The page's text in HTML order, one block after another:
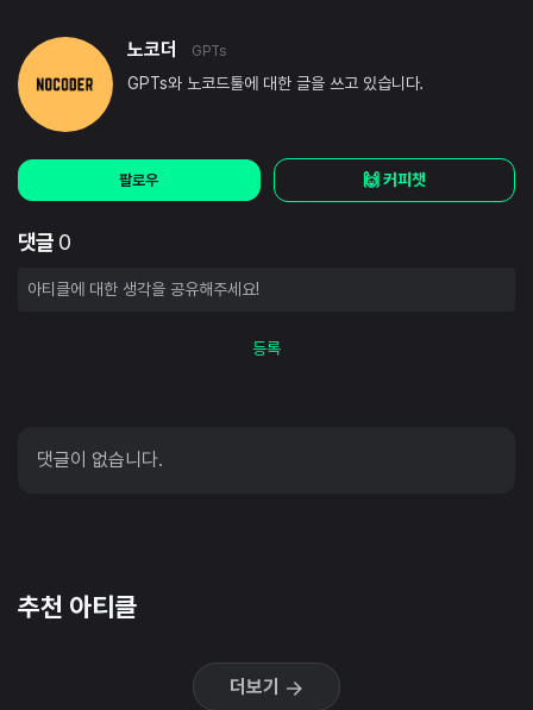
노코더 GPTs
GPTs와 노코드툴에 대한 글을 쓰고 있습니다.
팔로우 🙌 커피챗
댓글 0
등록
댓글이 없습니다.
추천 아티클
더보기